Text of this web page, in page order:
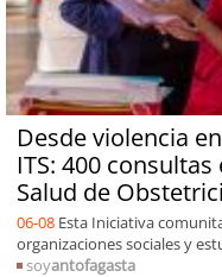
Desde violencia
ITS: 400
Salud de
06-08 Esta Iniciativa
organizaciones sociales y
soyantofagasta